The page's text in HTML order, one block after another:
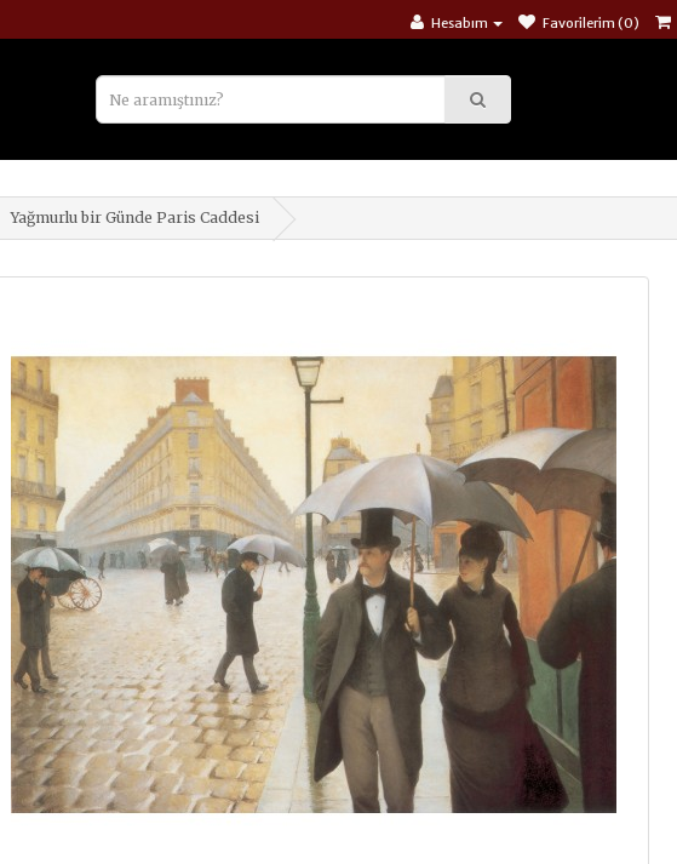
Hesabım Favorilerim (0)
Yağmurlu bir Günde Paris Caddesi